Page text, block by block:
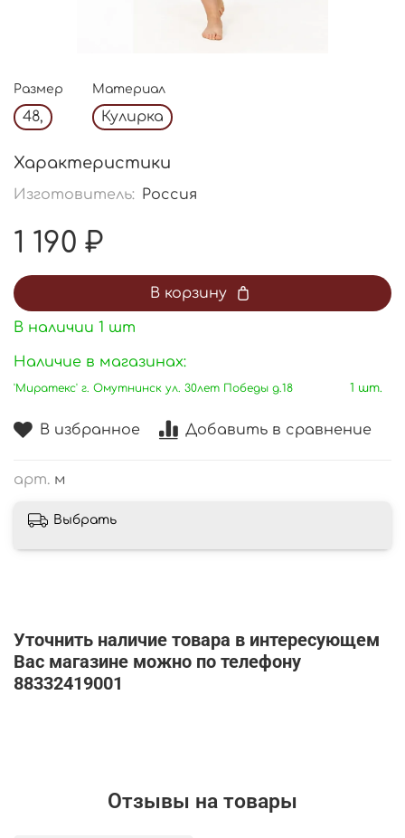
В избранное Добавить в сравнение
арт. м
Размер
48,
Материал
Кулирка
Характеристики
Изготовитель: Россия
1 190 ₽
В корзину
В наличии 1 шт
Наличие в магазинах:
'Миратекс' г. Омутнинск ул. 30лет Победы д.18 1 шт.
Выбрать
Уточнить наличие товара в интересующем
Вас магазине можно по телефону
88332419001
Отзывы на товары